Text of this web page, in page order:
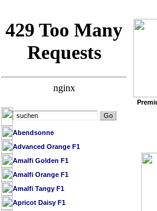
Abendsonne
Advanced Orange F1
Amalfi Golden F1
Amalfi Orange F1
Amalfi Tangy F1
Apricot Daisy F1